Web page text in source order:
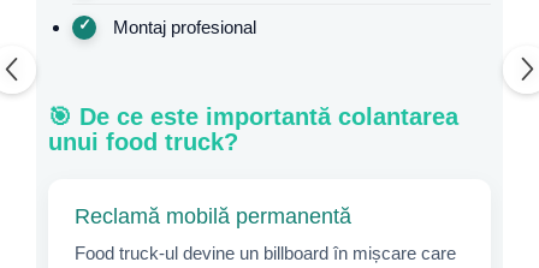
Montaj profesional
🎯 De ce este importantă colantarea
unui food truck?
Reclamă mobilă permanentă
Food truck-ul devine un billboard în mișcare care